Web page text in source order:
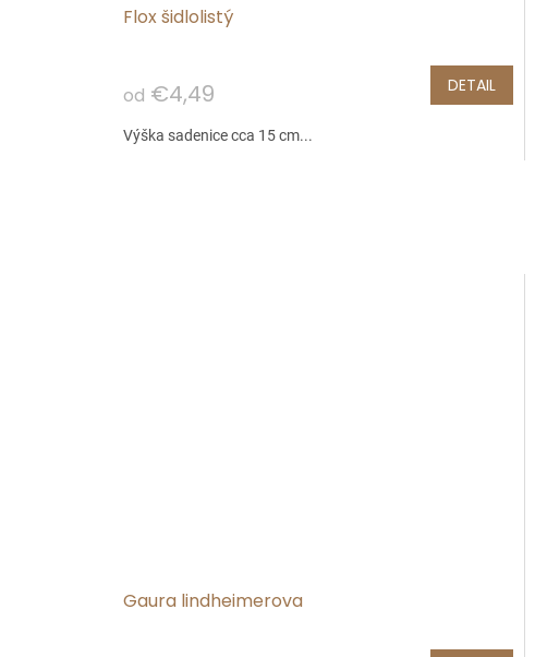
Flox šidlolistý
od €4,49 DETAIL
Výška sadenice cca 15 cm...
Gaura lindheimerova